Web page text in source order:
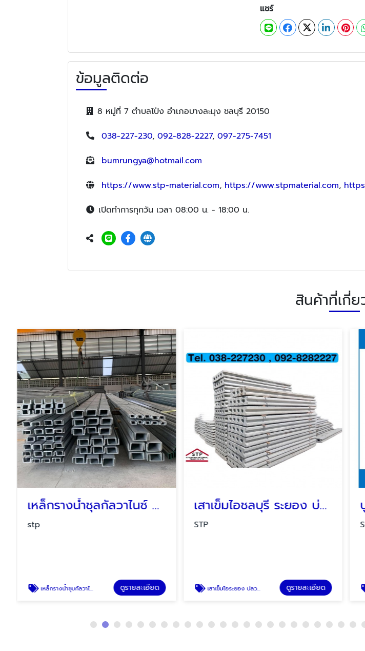
แชร์
ข้อมูลติดต่อ
8 หมู่ที่ 7 ตำบลโป่ง อำเภอบางละมุง ชลบุรี 20150
038-227-230, 092-828-2227, 097-275-7451
bumrungya@hotmail.com
https://www.stp-material.com, https://www.stpmaterial.com,
เปิดทำการทุกวัน เวลา 08:00 น. - 18:00 น.
สินค้าที่เกี่
เหล็กรางน้ำชุลกัลวาไนซ์ HDG ระยอง ชลบุรี บ่อวิน ปลวกแดง
stp
เหล็กรางน้ำชุบกัลวาไนซ์ ดูรายละเอียด
เสาเข็มไอชลบุรี ระยอง บ่อวิน ปลวกแดง
STP
เสาเข็มไอระยอง ปลวกแดง บ่อวิน ชลบุรี ดูรายละเอียด